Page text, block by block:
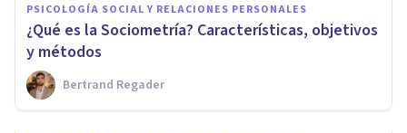
PSICOLOGÍA SOCIAL Y RELACIONES PERSONALES
¿Qué es la Sociometría? Características, objetivos
y métodos
Bertrand Regader